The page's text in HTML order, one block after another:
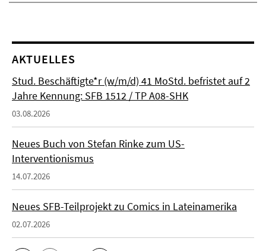
AKTUELLES
Stud. Beschäftigte*r (w/m/d) 41 MoStd. befristet auf 2
Jahre Kennung: SFB 1512 / TP A08-SHK
03.08.2026
Neues Buch von Stefan Rinke zum US-
Interventionismus
14.07.2026
Neues SFB-Teilprojekt zu Comics in Lateinamerika
02.07.2026